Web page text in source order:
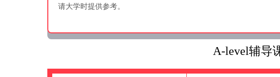
请大学时提供参考。
A-level辅导